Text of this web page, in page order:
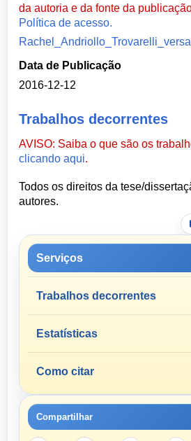
da autoria e da fonte da
Política de acesso.
Data de Publicação
2016-12-12
Trabalhos decorrentes
AVISO: Saiba o que são os
clicando aqui.
Todos os direitos da tese/
autores.
Serviços
Trabalhos decorrentes
Estatísticas
Como citar
Compartilhar